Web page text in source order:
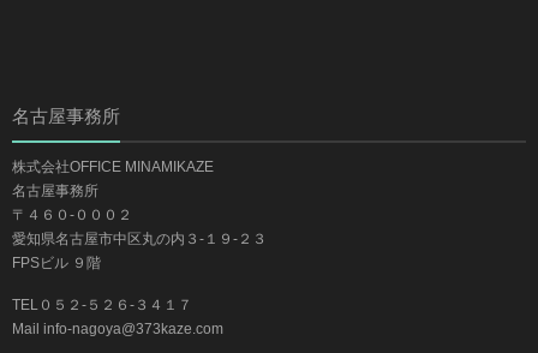
名古屋事務所
株式会社OFFICE MINAMIKAZE
名古屋事務所
〒４６０-０００２
愛知県名古屋市中区丸の内３-１９-２３
FPSビル ９階
TEL０５２-５２６-３４１７
Mail info-nagoya@373kaze.com